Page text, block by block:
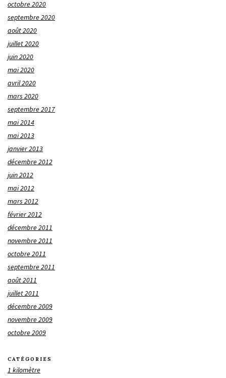
octobre 2020
septembre 2020
août 2020
juillet 2020
juin 2020
mai 2020
avril 2020
mars 2020
septembre 2017
mai 2014
mai 2013
janvier 2013
décembre 2012
juin 2012
mai 2012
mars 2012
février 2012
décembre 2011
novembre 2011
octobre 2011
septembre 2011
août 2011
juillet 2011
décembre 2009
novembre 2009
octobre 2009
CATÉGORIES
1 kilomètre